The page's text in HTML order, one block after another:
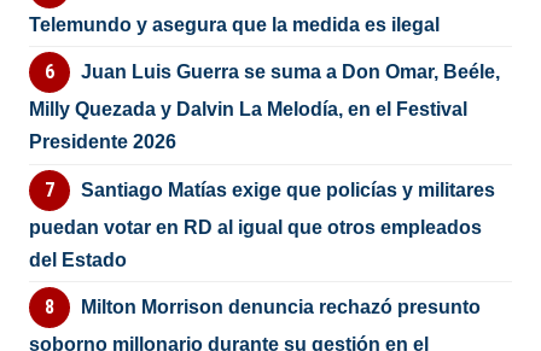
Telemundo y asegura que la medida es ilegal
Juan Luis Guerra se suma a Don Omar, Beéle,
Milly Quezada y Dalvin La Melodía, en el Festival
Presidente 2026
Santiago Matías exige que policías y militares
puedan votar en RD al igual que otros empleados
del Estado
Milton Morrison denuncia rechazó presunto
soborno millonario durante su gestión en el